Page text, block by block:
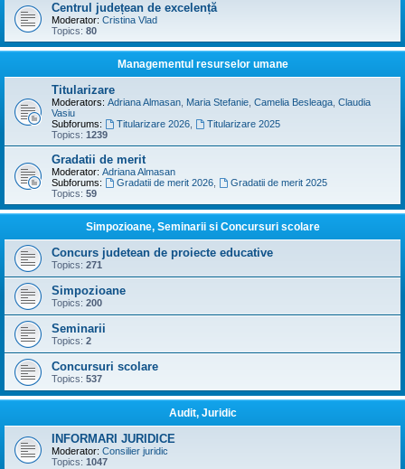
Centrul județean de excelență
Moderator: Cristina Vlad
Topics: 80
Managementul resurselor umane
Titularizare
Moderators: Adriana Almasan Maria Stefanie Camelia Besleaga Claudia
Vasiu
Subforums:
Titularizare 2026,
Titularizare 2025
Topics: 1239
Gradatii de merit
Moderator: Adriana Almasan
Subforums:
Gradatii de merit 2026,
Gradatii de merit 2025
Topics: 59
Simpozioane, Seminarii si Concursuri scolare
Concurs judetean de proiecte educative
Topics: 271
Simpozioane
Topics: 200
Seminarii
Topics: 2
Concursuri scolare
Topics: 537
Audit, Juridic
INFORMARI JURIDICE
Moderator: Consilier juridic
Topics: 1047